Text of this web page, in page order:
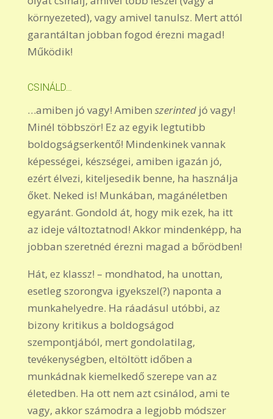
környezeted), vagy amivel tanulsz. Mert attól
garantáltan jobban fogod érezni magad!
Működik!
CSINÁLD…
…amiben jó vagy! Amiben szerintedjó vagy!
Minél többször! Ez az egyik legtutibb
boldogságserkentő! Mindenkinek vannak
képességei, készségei, amiben igazán jó,
ezért élvezi, kiteljesedik benne, ha használja
őket. Neked is! Munkában, magánéletben
egyaránt. Gondold át, hogy mik ezek, ha itt
az ideje változtatnod! Akkor mindenképp, ha
jobban szeretnéd érezni magad a bőrödben!
Hát, ez klassz! – mondhatod, ha unottan,
esetleg szorongva igyekszel(?) naponta a
munkahelyedre. Ha ráadásul utóbbi, az
bizony kritikus a boldogságod
szempontjából, mert gondolatilag,
tevékenységben, eltöltött időben a
munkádnak kiemelkedő szerepe van az
életedben. Ha ott nem azt csinálod, ami te
vagy, akkor számodra a legjobb módszer